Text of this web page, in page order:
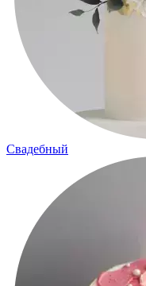
Свадебный